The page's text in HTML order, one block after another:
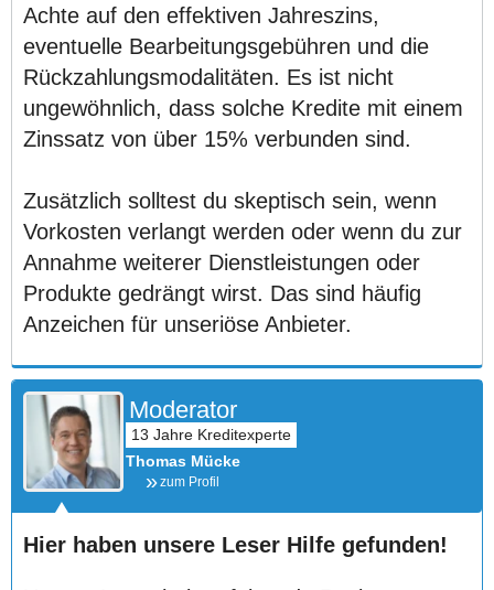
Achte auf den effektiven Jahreszins,
eventuelle Bearbeitungsgebühren und die
Rückzahlungsmodalitäten. Es ist nicht
ungewöhnlich, dass solche Kredite mit einem
Zinssatz von über 15% verbunden sind.
Zusätzlich solltest du skeptisch sein, wenn
Vorkosten verlangt werden oder wenn du zur
Annahme weiterer Dienstleistungen oder
Produkte gedrängt wirst. Das sind häufig
Anzeichen für unseriöse Anbieter.
Moderator
Thomas Mücke
zum Profil
Hier haben unsere Leser Hilfe gefunden!